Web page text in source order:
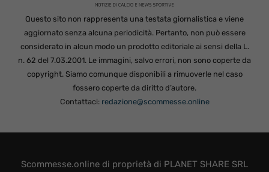
Questo sito non rappresenta una testata giornalistica e viene
aggiornato senza alcuna periodicità. Pertanto, non può essere
considerato in alcun modo un prodotto editoriale ai sensi della L.
n. 62 del 7.03.2001. Le immagini, salvo errori, non sono coperte da
copyright. Siamo comunque disponibili a rimuoverle nel caso
fossero coperte da diritto d’autore.
Contattaci: redazione@scommesse.online
Scommesse.online di proprietà di PLANET SHARE SRL